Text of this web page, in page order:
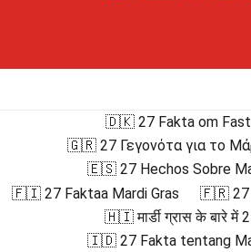
🇩🇰 27 Fakta om
🇬🇷 27 Γεγονότα για το
🇪🇸 27 Hechos Sobre
🇫🇮 27 Faktaa Mardi Gras
🇫🇷 27
🇭🇮 मार्डी ग्रास के बारे में
🇮🇩 27 Fakta tentang